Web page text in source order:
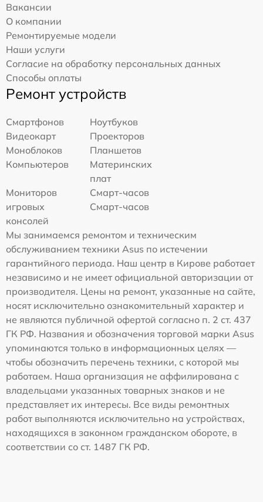
Вакансии
О компании
Ремонтируемые модели
Наши услуги
Согласие на обработку персональных данных
Способы оплаты
Ремонт устройств
Смартфонов
Ноутбуков
Видеокарт
Проекторов
Моноблоков
Планшетов
Компьютеров
Материнских
плат
Мониторов
Смарт-часов
игровых
консолей
Смарт-часов
Мы занимаемся ремонтом и техническим
обслуживанием техники Asus по истечении
гарантийного периода. Наш центр в Кирове работает
независимо и не имеет официальной авторизации от
производителя. Цены на ремонт, указанные на сайте,
носят исключительно ознакомительный характер и
не являются публичной офертой согласно п. 2 ст. 437
ГК РФ. Названия и обозначения торговой марки Asus
упоминаются только в информационных целях —
чтобы обозначить перечень техники, с которой мы
работаем. Наша организация не аффилирована с
владельцами указанных товарных знаков и не
представляет их интересы. Все виды ремонтных
работ выполняются исключительно на устройствах,
находящихся в законном гражданском обороте, в
соответствии со ст. 1487 ГК РФ.